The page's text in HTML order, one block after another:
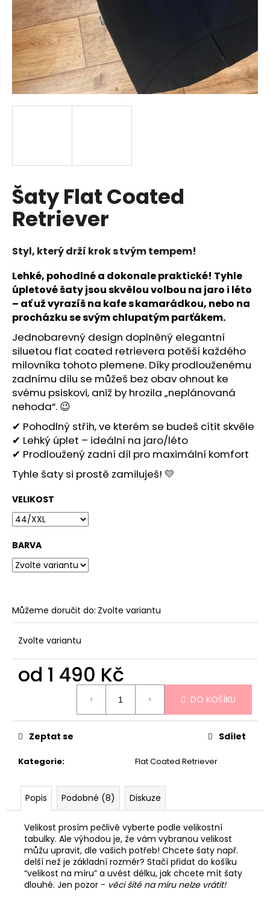
Šaty Flat Coated
Retriever
Styl, který drží krok s tvým tempem!
Lehké, pohodlné a dokonale praktické! Tyhle
úpletové šaty jsou skvělou volbou na jaro i léto
– ať už vyrazíš na kafe s kamarádkou, nebo na
procházku se svým chlupatým parťákem.
Jednobarevný design doplněný elegantní
siluetou flat coated retrievera potěší každého
milovníka tohoto plemene. Díky prodlouženému
zadnímu dílu se můžeš bez obav ohnout ke
svému psiskovi, aniž by hrozila „neplánovaná
nehoda“. 😉
✔ Pohodlný střih, ve kterém se budeš cítit skvěle
✔ Lehký úplet – ideální na jaro/léto
✔ Prodloužený zadní díl pro maximální komfort
Tyhle šaty si prostě zamiluješ! 💛
VELIKOST
BARVA
Můžeme doručit do: Zvolte variantu
Zvolte variantu
od 1 490 Kč
DO KOŠÍKU
Kategorie: Flat Coated Retriever
Zeptat se Sdílet
Popis Podobné (8) Diskuze
Velikost prosím pečlivě vyberte podle velikostní
tabulky. Ale výhodou je, že vám vybranou velikost
můžu upravit, dle vašich potřeb! Chcete šaty např.
delší než je základní rozměr? Stačí přidat do košíku
“velikost na míru” a uvést délku, jak chcete mít šaty
dlouhé. Jen pozor - věci šité na míru nelze vrátit!
a
j
í
t
?
D
o
p
r
u
č
u
j
e
m
e
SOFTSHELLOVÁ
BUNDA
PRO
PSA
590
Kč